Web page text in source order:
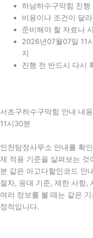
하남하수구막힘 진
비용이나 조건이 달
준비해야 할 자료나
2026년07월07일 11
지
진행 전 반드시 다시
서초구하수구막힘 안내 내
11시30분
인천탐정사무소 안내를 확
제 적용 기준을 살펴보는
분 같은 아고다할인코드 안
절차, 응대 기준, 제한 사항,
여러 정보를 볼 때는 같은
정적입니다.